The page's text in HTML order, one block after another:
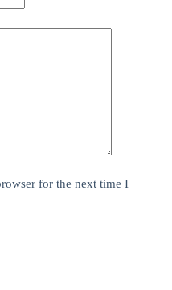
for the next time I